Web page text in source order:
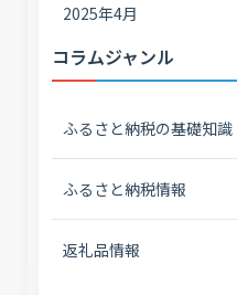
2025年4月
コラムジャンル
ふるさと納税の基礎知識
ふるさと納税情報
返礼品情報